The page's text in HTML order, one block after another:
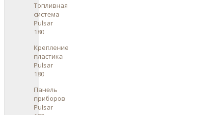
Топливная
система
Pulsar
180
Крепление
пластика
Pulsar
180
Панель
приборов
Pulsar